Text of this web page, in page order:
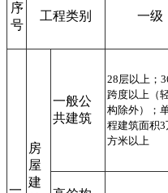
序
号
工程类别 一级
一
房
屋
建
一般公
共建筑
28层以上；
跨度以上（
构除外）；
程建筑面积3
方米以上